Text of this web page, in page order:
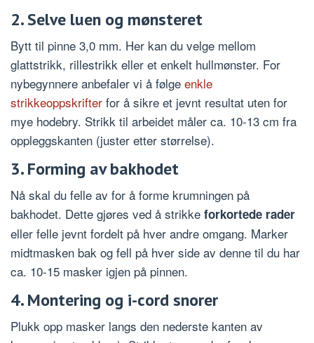
2. Selve luen og mønsteret
Bytt til pinne 3,0 mm. Her kan du velge mellom
glattstrikk, rillestrikk eller et enkelt hullmønster. For
nybegynnere anbefaler vi å følge enkle
strikkeoppskrifter for å sikre et jevnt resultat uten for
mye hodebry. Strikk til arbeidet måler ca. 10-13 cm fra
oppleggskanten (juster etter størrelse).
3. Forming av bakhodet
Nå skal du felle av for å forme krumningen på
bakhodet. Dette gjøres ved å strikke forkortede rader
eller felle jevnt fordelt på hver andre omgang. Marker
midtmasken bak og fell på hver side av denne til du har
ca. 10-15 masker igjen på pinnen.
4. Montering og i-cord snorer
Plukk opp masker langs den nederste kanten av